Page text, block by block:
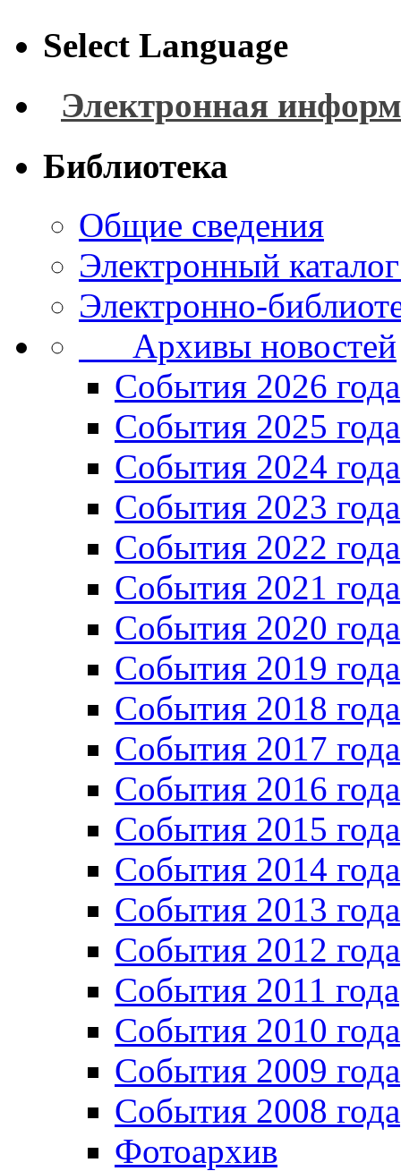
Select Language
Электронная
Библиотека
Общие сведения
Электронный
Электронно-
Архивы новостей
Cобытия 2026 года
События 2025 года
События 2024 года
События 2023 года
Cобытия 2022 года
Cобытия 2021 года
События 2020 года
События 2019 года
События 2018 года
События 2017 года
События 2016 года
События 2015 года
События 2014 года
События 2013 года
События 2012 года
События 2011 года
События 2010 года
События 2009 года
События 2008 года
Фотоархив